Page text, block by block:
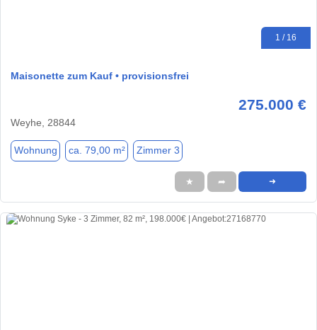
1 / 16
Maisonette zum Kauf • provisionsfrei
275.000 €
Weyhe, 28844
Wohnung ca. 79,00 m² Zimmer 3
★ ➦ ➜